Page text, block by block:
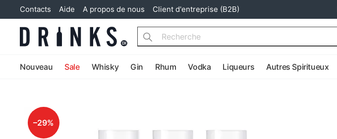
Contacts Aide A propos de nous Client d'entreprise (B2B)
Search
Nouveau Sale Whisky Gin Rhum Vodka Liqueurs Autres Spiritueux
–29%